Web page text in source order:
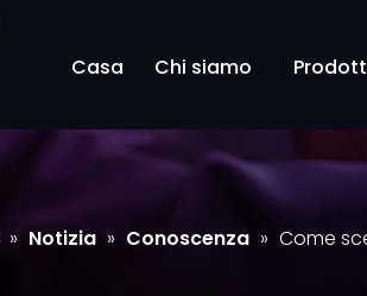
Casa Chi siamo
» Notizia » Conoscenza » Come